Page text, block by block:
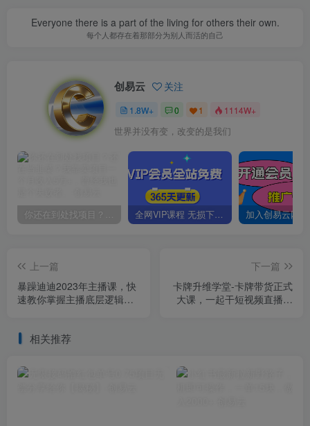
Everyone there is a part of the living for others their own.
每个人都存在着那部分为别人而活的自己
创易云 关注
1.8W+ 0 1 1114W+
世界并没有变，改变的是我们
你还在到处找项目？还在当韭菜？我靠卖项目一个月收入5万+，曾经我也是个失败者。 全网VIP课程 无损下载~
上一篇
暴躁迪迪2023年主播课，快
速教你掌握主播底层逻辑，
下一篇
卡牌升维学堂-卡牌带货正式
大课，一起干短视频直播带
相关推荐